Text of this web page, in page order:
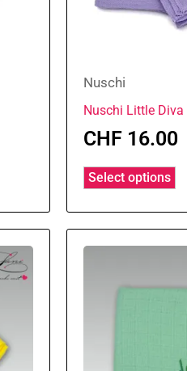
Nuschi
Nuschi Little Diva
CHF 16.00
Select options